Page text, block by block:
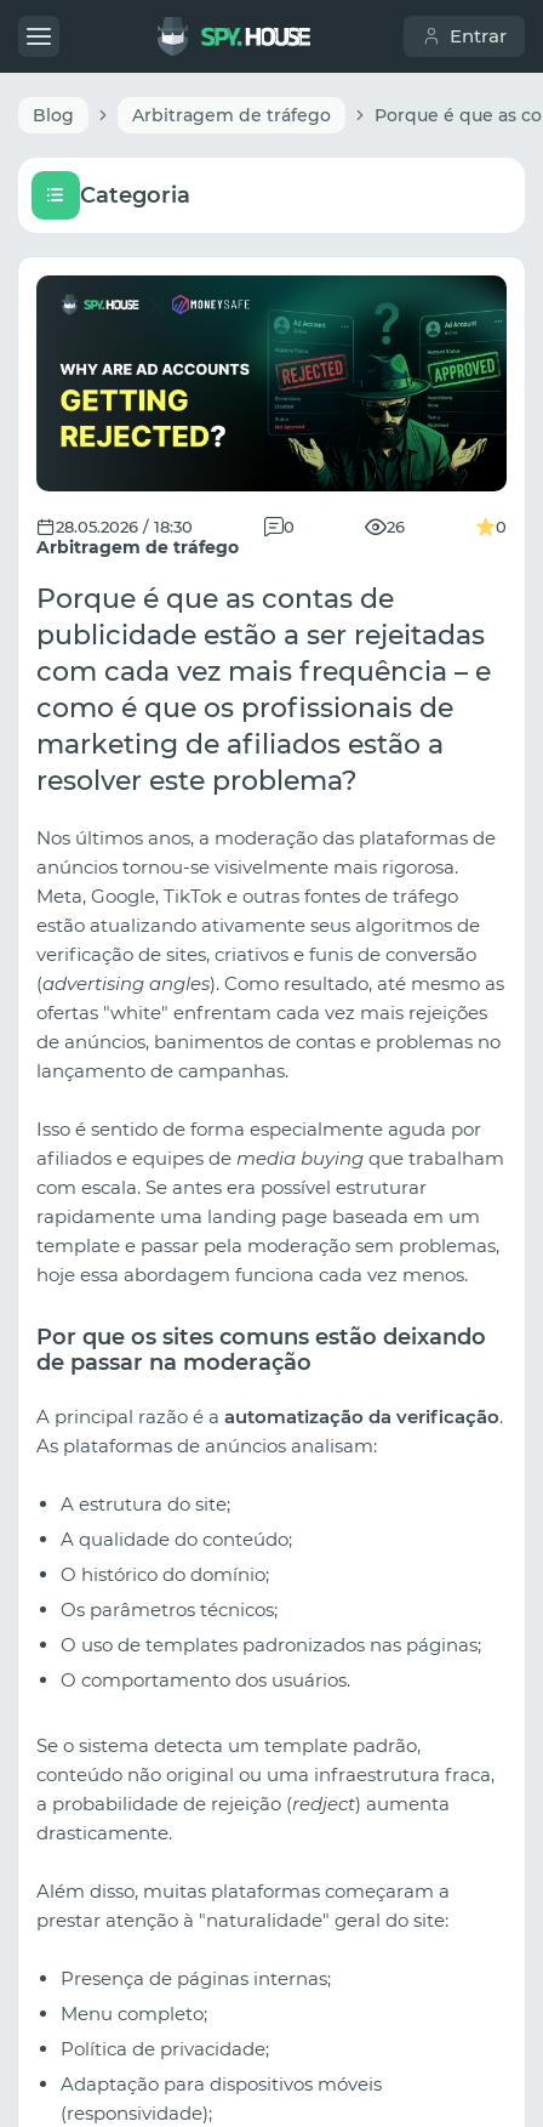
Entrar
Blog Arbitragem de tráfego
Categoria
Arbitragem de tráfego
28.05.2026 / 18:30 0 26 0
Porque é que as contas de
publicidade estão a ser rejeitadas
com cada vez mais frequência – e
como é que os profissionais de
marketing de afiliados estão a
resolver este problema?
Nos últimos anos, a moderação das plataformas de
anúncios tornou-se visivelmente mais rigorosa.
Meta, Google, TikTok e outras fontes de tráfego
estão atualizando ativamente seus algoritmos de
verificação de sites, criativos e funis de conversão
(advertising angles). Como resultado, até mesmo as
ofertas "white" enfrentam cada vez mais rejeições
de anúncios, banimentos de contas e problemas no
lançamento de campanhas.
Isso é sentido de forma especialmente aguda por
afiliados e equipes de media buying que trabalham
com escala. Se antes era possível estruturar
rapidamente uma landing page baseada em um
template e passar pela moderação sem problemas,
hoje essa abordagem funciona cada vez menos.
Por que os sites comuns estão deixando
de passar na moderação
A principal razão é a automatização da verificação.
As plataformas de anúncios analisam:
A estrutura do site;
A qualidade do conteúdo;
O histórico do domínio;
Os parâmetros técnicos;
O uso de templates padronizados nas páginas;
O comportamento dos usuários.
Se o sistema detecta um template padrão,
conteúdo não original ou uma infraestrutura fraca,
a probabilidade de rejeição (redject) aumenta
drasticamente.
Além disso, muitas plataformas começaram a
prestar atenção à "naturalidade" geral do site:
Presença de páginas internas;
Menu completo;
Política de privacidade;
Adaptação para dispositivos móveis
(responsividade);